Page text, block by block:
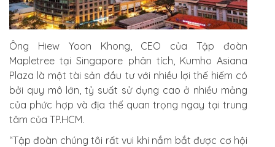
Ông Hiew Yoon Khong, CEO của Tập đoàn
Mapletree tại Singapore phân tích, Kumho Asiana
Plaza là một tài sản đầu tư với nhiều lợi thế hiếm có
bởi quy mô lớn, tỷ suất sử dụng cao ở nhiều mảng
của phức hợp và địa thế quan trọng ngay tại trung
tâm của TP.HCM.
“Tập đoàn chúng tôi rất vui khi nắm bắt được cơ hội